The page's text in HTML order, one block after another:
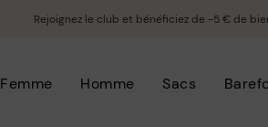
Rejoignez le club et bénéficiez de -5 € de
Femme Homme Sacs